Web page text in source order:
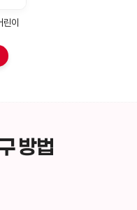
린이
방법